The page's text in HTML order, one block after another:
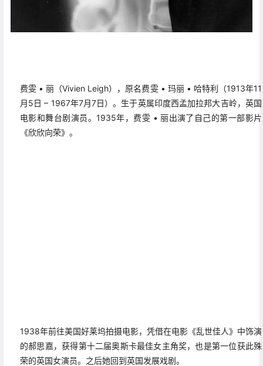
费雯 • 丽（Vivien Leigh）， 原名费雯• 玛丽• 哈特利 （1913年11
月5日 – 1967年7月7日）。生于英属印度西孟加拉邦大吉岭，英国
电影和舞台剧演员。1935年，费雯 •丽出演了自己的第一部影片
《欣欣向荣》。
1938年前往美国好莱坞拍摄电影，凭借在电影《乱世佳人》中饰演
的郝思嘉，获得第十二届奥斯卡最佳女主角奖，也是第一位获此殊
荣的英国女演员。之后她回到英国发展戏剧。